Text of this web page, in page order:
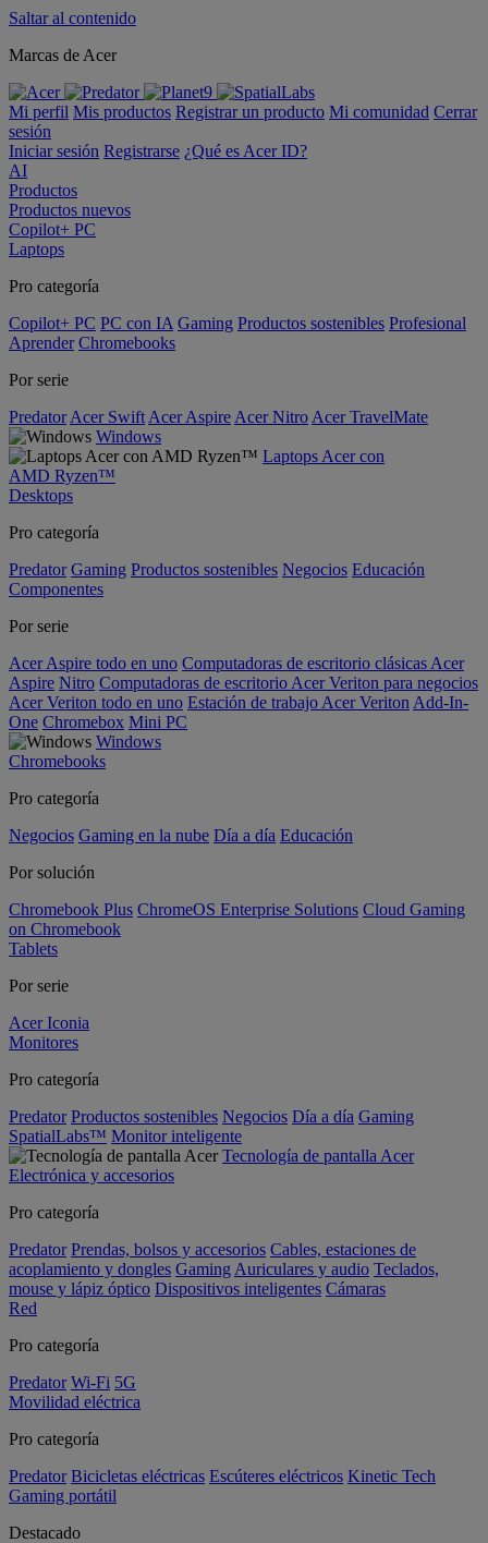
Saltar al contenido
Marcas de Acer
Mi perfil Mis productos Registrar un producto Mi comunidad Cerrar
sesión
Iniciar sesión Registrarse ¿Qué es Acer ID?
AI
Productos
Productos nuevos
Copilot+ PC
Laptops
Pro categoría
Copilot+ PC PC con IA Gaming Productos sostenibles Profesional
Aprender Chromebooks
Por serie
Predator Acer Swift Acer Aspire Acer Nitro Acer TravelMate
Windows
Laptops Acer con
AMD Ryzen™
Desktops
Pro categoría
Predator Gaming Productos sostenibles Negocios Educación
Componentes
Por serie
Acer Aspire todo en uno Computadoras de escritorio clásicas Acer
Aspire Nitro Computadoras de escritorio Acer Veriton para negocios
Acer Veriton todo en uno Estación de trabajo Acer Veriton Add-In-
One Chromebox Mini PC
Windows
Chromebooks
Pro categoría
Negocios Gaming en la nube Día a día Educación
Por solución
Chromebook Plus ChromeOS Enterprise Solutions Cloud Gaming
on Chromebook
Tablets
Por serie
Acer Iconia
Monitores
Pro categoría
Predator Productos sostenibles Negocios Día a día Gaming
SpatialLabs™ Monitor inteligente
Tecnología de pantalla Acer
Electrónica y accesorios
Pro categoría
Predator Prendas, bolsos y accesorios Cables, estaciones de
acoplamiento y dongles Gaming Auriculares y audio Teclados,
mouse y lápiz óptico Dispositivos inteligentes Cámaras
Red
Pro categoría
Predator Wi-Fi 5G
Movilidad eléctrica
Pro categoría
Predator Bicicletas eléctricas Escúteres eléctricos Kinetic Tech
Gaming portátil
Destacado